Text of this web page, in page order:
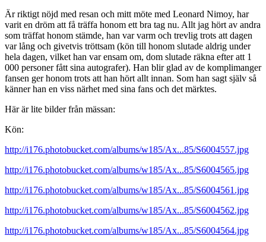
Är riktigt nöjd med resan och mitt möte med Leonard Nimoy, har
varit en dröm att få träffa honom ett bra tag nu. Allt jag hört av andra
som träffat honom stämde, han var varm och trevlig trots att dagen
var lång och givetvis tröttsam (kön till honom slutade aldrig under
hela dagen, vilket han var ensam om, dom slutade räkna efter att 1
000 personer fått sina autografer). Han blir glad av de komplimanger
fansen ger honom trots att han hört allt innan. Som han sagt själv så
känner han en viss närhet med sina fans och det märktes.
Här är lite bilder från mässan:
Kön:
http://i176.photobucket.com/albums/w185/Ax...85/S6004557.jpg
http://i176.photobucket.com/albums/w185/Ax...85/S6004565.jpg
http://i176.photobucket.com/albums/w185/Ax...85/S6004561.jpg
http://i176.photobucket.com/albums/w185/Ax...85/S6004562.jpg
http://i176.photobucket.com/albums/w185/Ax...85/S6004564.jpg